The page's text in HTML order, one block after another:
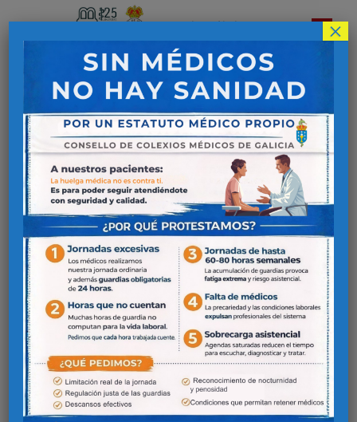
Colegio Oficial de
CURSO
TRATAMIENTO
MÉDICO-
QUIRÚRGICO Y
EJERCICIO FÍSICO
TERAPÉUTICO EN
PACIENTES CON
PATOLOGÍA
DEGENERATIVA
DE COLUMNA
×